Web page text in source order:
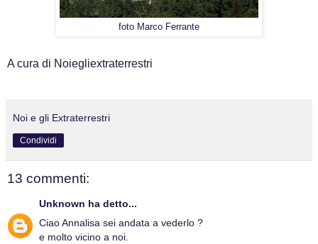
foto Marco Ferrante
A cura di Noiegliextraterrestri
Noi e gli Extraterrestri
Condividi
13 commenti:
Unknown ha detto...
Ciao Annalisa sei andata a vederlo ?
e molto vicino a noi.